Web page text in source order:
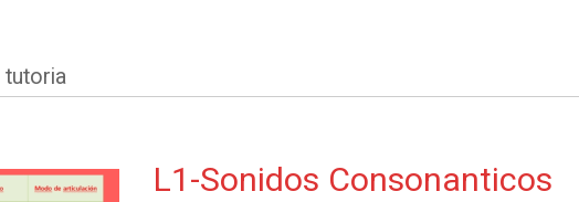
tutoria
L1-Sonidos Consonanticos